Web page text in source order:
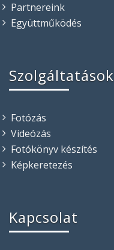
Partnereink
Együttműködés
Szolgáltatások
Fotózás
Videózás
Fotókönyv készítés
Képkeretezés
Kapcsolat